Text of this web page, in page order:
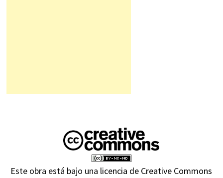
Este obra está bajo una licencia de Creative Commons